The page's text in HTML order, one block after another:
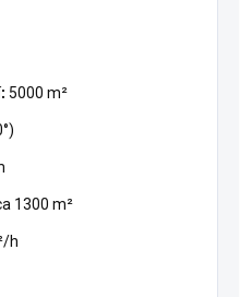
5000 m²
1300 m²
h